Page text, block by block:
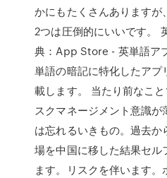
かにもたくさんあります
2つは圧倒的にいいです。
典：App Store - 英単語ア
単語の暗記に特化したア
載します。 当たり前なこ
スクマネージメント意識
は忘れるいきもの。過去
場を中国に移した結果セル
ます。リスクを伴います